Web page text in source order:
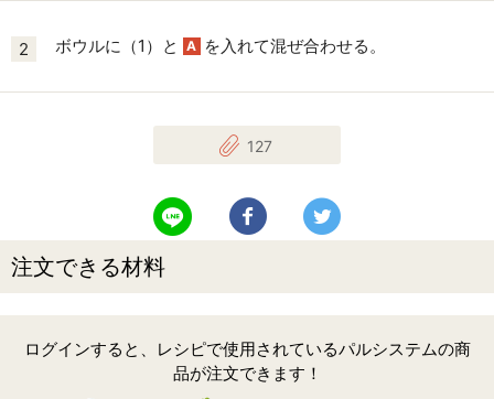
2 ボウルに（1）と A を入れて混ぜ合わせる。
127
LINEで送る Facebookでシェアする
注文できる材料
ログインすると、レシピで使用されているパルシステムの商
品が注文できます！